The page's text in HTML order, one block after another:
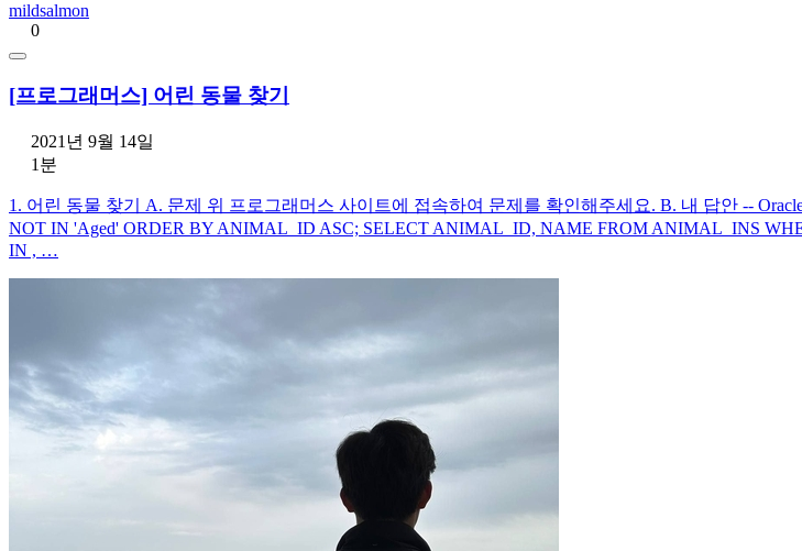
mildsalmon
0
[프로그래머스] 어린 동물 찾기
2021년 9월 14일
1분
1. 어린 동물 찾기 A. 문제 위 프로그래머스 사이트에 접속하여 문제를 확인해주세요. B. 내 답안 --
NOT IN 'Aged' ORDER BY ANIMAL_ID ASC; SELECT ANIMAL_ID, NAME FROM ANIMAL_INS
IN , …